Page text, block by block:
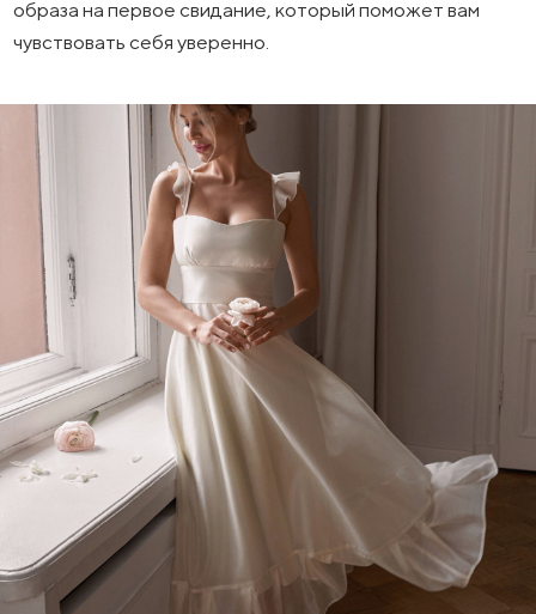
образа на первое свидание, который поможет вам
чувствовать себя уверенно.